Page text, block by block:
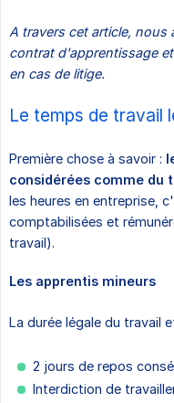
A travers cet article, nous
contrat d'apprentissage
en cas de litige.
Le temps de travail
Première chose à savoir :
considérées comme du
les heures en entreprise,
comptabilisées et
travail).
Les apprentis mineurs
La durée légale du travail
2 jours de repos
Interdiction de